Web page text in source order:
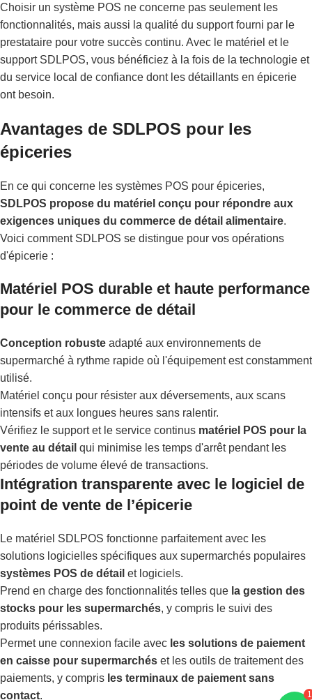
Choisir un système POS ne concerne pas seulement les
fonctionnalités, mais aussi la qualité du support fourni par le
prestataire pour votre succès continu. Avec le matériel et le
support SDLPOS, vous bénéficiez à la fois de la technologie et
du service local de confiance dont les détaillants en épicerie
ont besoin.
Avantages de SDLPOS pour les
épiceries
En ce qui concerne les systèmes POS pour épiceries,
SDLPOS propose du matériel conçu pour répondre aux
exigences uniques du commerce de détail alimentaire.
Voici comment SDLPOS se distingue pour vos opérations
d'épicerie :
Matériel POS durable et haute performance
pour le commerce de détail
Conception robuste adapté aux environnements de
supermarché à rythme rapide où l'équipement est constamment
utilisé.
Matériel conçu pour résister aux déversements, aux scans
intensifs et aux longues heures sans ralentir.
Vérifiez le support et le service continus matériel POS pour la
vente au détail qui minimise les temps d'arrêt pendant les
périodes de volume élevé de transactions.
Intégration transparente avec le logiciel de
point de vente de l’épicerie
Le matériel SDLPOS fonctionne parfaitement avec les
solutions logicielles spécifiques aux supermarchés populaires
systèmes POS de détail et logiciels.
Prend en charge des fonctionnalités telles que la gestion des
stocks pour les supermarchés, y compris le suivi des
produits périssables.
Permet une connexion facile avec les solutions de paiement
en caisse pour supermarchés et les outils de traitement des
paiements, y compris les terminaux de paiement sans
contact.